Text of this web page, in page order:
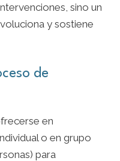
sino un
y sostiene
de
en
o en grupo
para